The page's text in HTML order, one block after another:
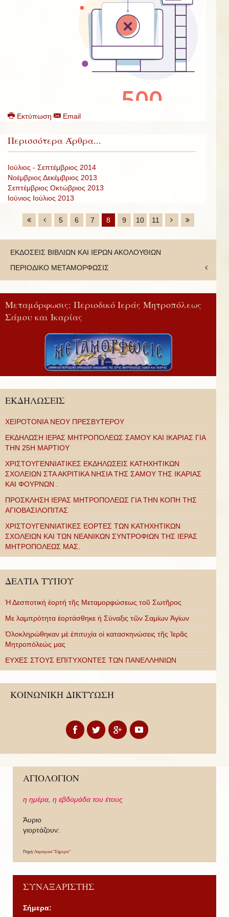
Εκτύπωση Email
Περισσότερα Άρθρα...
Ιούλιος - Σεπτέμβριος 2014
Νοέμβριος Δεκέμβριος 2013
Σεπτέμβριος Οκτώβριος 2013
Ιούνιος Ιούλιος 2013
5 6 7 8 9 10 11
ΕΚΔΟΣΕΙΣ ΒΙΒΛΙΩΝ ΚΑΙ ΙΕΡΩΝ ΑΚΟΛΟΥΘΙΩΝ
ΠΕΡΙΟΔΙΚΟ ΜΕΤΑΜΟΡΦΩΣΙΣ
Μεταμόρφωσις: Περιοδικό Ιεράς Μητροπόλεως
Σάμου και Ικαρίας
ΕΚΔΗΛΩΣΕΙΣ
ΧΕΙΡΟΤΟΝΙΑ ΝΕΟΥ ΠΡΕΣΒΥΤΕΡΟΥ
ΕΚΔΗΛΩΣΗ ΙΕΡΑΣ ΜΗΤΡΟΠΟΛΕΩΣ ΣΑΜΟΥ ΚΑΙ ΙΚΑΡΙΑΣ ΓΙΑ
ΤΗΝ 25Η ΜΑΡΤΙΟΥ
ΧΡΙΣΤΟΥΓΕΝΝΙΑΤΙΚΕΣ ΕΚΔΗΛΩΣΕΙΣ ΚΑΤΗΧΗΤΙΚΩΝ
ΣΧΟΛΕΙΩΝ ΣΤΑ ΑΚΡΙΤΙΚΑ ΝΗΣΙΑ ΤΗΣ ΣΑΜΟΥ ΤΗΣ ΙΚΑΡΙΑΣ
ΚΑΙ ΦΟΥΡΝΩΝ .
ΠΡΟΣΚΛΗΣΗ ΙΕΡΑΣ ΜΗΤΡΟΠΟΛΕΩΣ ΓΙΑ ΤΗΝ ΚΟΠΗ ΤΗΣ
ΑΓΙΟΒΑΣΙΛΟΠΙΤΑΣ
ΧΡΙΣΤΟΥΓΕΝΝΙΑΤΙΚΕΣ ΕΟΡΤΕΣ ΤΩΝ ΚΑΤΗΧΗΤΙΚΩΝ
ΣΧΟΛΕΙΩΝ ΚΑΙ ΤΩΝ ΝΕΑΝΙΚΩΝ ΣΥΝΤΡΟΦΙΩΝ ΤΗΣ ΙΕΡΑΣ
ΜΗΤΡΟΠΟΛΕΩΣ ΜΑΣ.
ΔΕΛΤΙΑ ΤΥΠΟΥ
Ἡ Δεσποτική ἑορτή τῆς Μεταμορφώσεως τοῦ Σωτῆρος
Με λαμπρότητα ἑορτάσθηκε ἡ Σύναξις τῶν Σαμίων Ἁγίων
Ὁλοκληρώθηκαν μὲ ἐπιτυχία οἱ κατασκηνώσεις τῆς Ἱερᾶς
Μητροπόλεώς μας
ΕΥΧΕΣ ΣΤΟΥΣ ΕΠΙΤΥΧΟΝΤΕΣ ΤΩΝ ΠΑΝΕΛΛΗΝΙΩΝ
ΚΟΙΝΩΝΙΚΗ ΔΙΚΤΥΩΣΗ
ΑΓΙΟΛΟΓΙΟΝ
η ημέρα, η εβδομάδα του έτους
Άυριο
γιορτάζουν:
Πηγή: Λογισμικό "Σήμερα"
ΣΥΝΑΞΑΡΙΣΤΗΣ
Σήμερα: